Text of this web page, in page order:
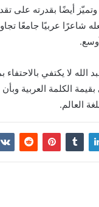
وتميّز أيضًا بقدرته على
شاعرًا عربيًا جامعًا
الله لا يكتفي
الكلمة العربية وبأن
العالم.